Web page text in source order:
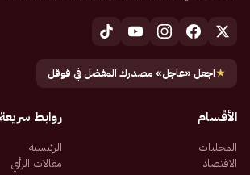
★اجعل «عاجل» مصدرك المفضل في قوقل
الأقسام
المحليات
الاقتصاد
روابط سريعة
الرئيسية
مقالات الرأي